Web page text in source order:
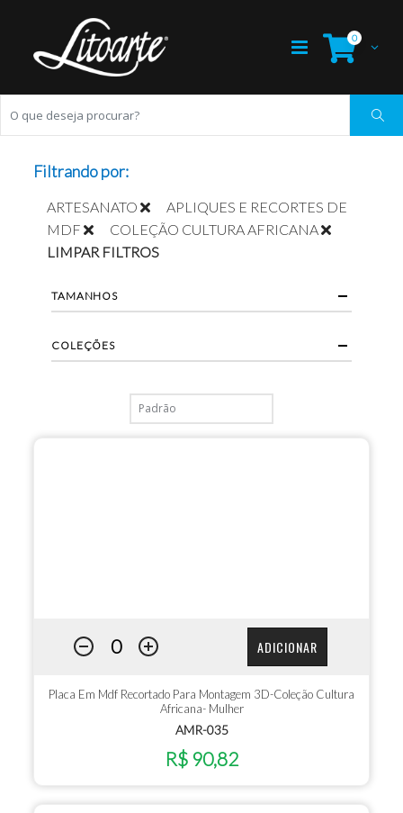
0
ADICIONAR
Placa Em Mdf Recortado Para Montagem 3D-Coleção Cultura
Africana- Mulher
AMR-035
R$ 90,82
Filtrando por:
ARTESANATO
APLIQUES E RECORTES DE
MDF
COLEÇÃO CULTURA AFRICANA
LIMPAR FILTROS
TAMANHOS
COLEÇÕES